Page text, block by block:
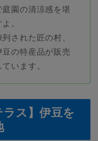
園の清涼感を堪
。
された匠の村、
の特産品が販売
います。
ラス】伊豆を